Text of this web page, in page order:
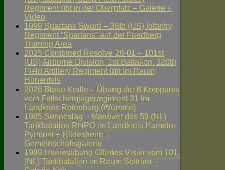
Regiment übt in der Oberpfalz – Galerie +
Video
1999 Spartans Sword – 36th (US) Infantry
Regiment “Spartans” auf der Friedberg
Training Area
2025 Combined Resolve 26-01 – 101st
(US) Airborne Division, 1st Battalion, 320th
Field Artillery Regiment übt im Raum
Hohenfels
2026 Blaue Kralle – Übung der 8.Kompanie
vom Fallschirmjägerregiment 31 im
Landkreis Rotenburg (Wümme)
1985 Senneslag – Manöver des 59 (NL)
Tankbataljon RHPO im Landkreis Hameln-
Pyrmont + Hildesheim –
Gemeinschaftsgalerie
1989 Heeresübung Offenes Visier vom 101.
(NL) Tankbataljon im Raum Sottrum –